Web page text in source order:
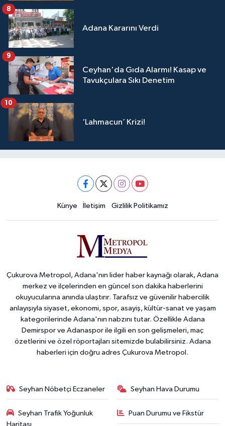
Adana Kararını Verdi
8
Ceyhan'da Gıda Alarmı! Kasap ve
Tavukçulara Sıkı Denetim
9
‘Lahmacun’ Krizi!
10
Künye İletişim Gizlilik Politikamız
Çukurova Metropol, Adana'nın lider haber kaynağı olarak, Adana
merkez ve ilçelerinden en güncel son dakika haberlerini
okuyucularına anında ulaştırır. Tarafsız ve güvenilir habercilik
anlayışıyla siyaset, ekonomi, spor, asayiş, kültür-sanat ve yaşam
kategorilerinde Adana'nın nabzını tutar. Özellikle Adana
Demirspor ve Adanaspor ile ilgili en son gelişmeleri, maç
özetlerini ve özel röportajları sitemizde bulabilirsiniz. Adana
haberleri için doğru adres Çukurova Metropol.
Seyhan Nöbetçi Eczaneler Seyhan Hava Durumu
Seyhan Trafik Yoğunluk
Haritası
Puan Durumu ve Fikstür